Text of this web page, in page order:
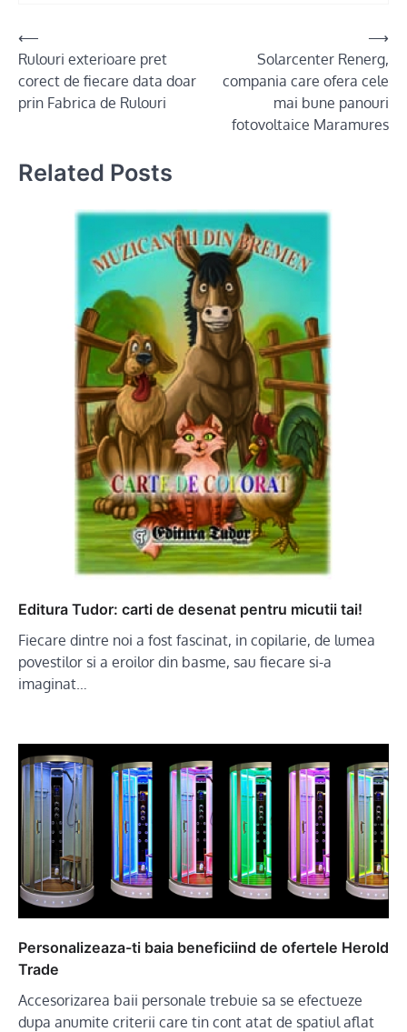
Post
navigation
⟵
Rulouri exterioare pret
corect de fiecare data doar
prin Fabrica de Rulouri
Solarcenter Renerg,
compania care ofera cele
mai bune panouri
fotovoltaice Maramures
⟶
Related Posts
Editura Tudor: carti de desenat pentru micutii tai!
Fiecare dintre noi a fost fascinat, in copilarie, de lumea
povestilor si a eroilor din basme, sau fiecare si-a
imaginat…
Personalizeaza-ti baia beneficiind de ofertele Herold
Trade
Accesorizarea baii personale trebuie sa se efectueze
dupa anumite criterii care tin cont atat de spatiul aflat